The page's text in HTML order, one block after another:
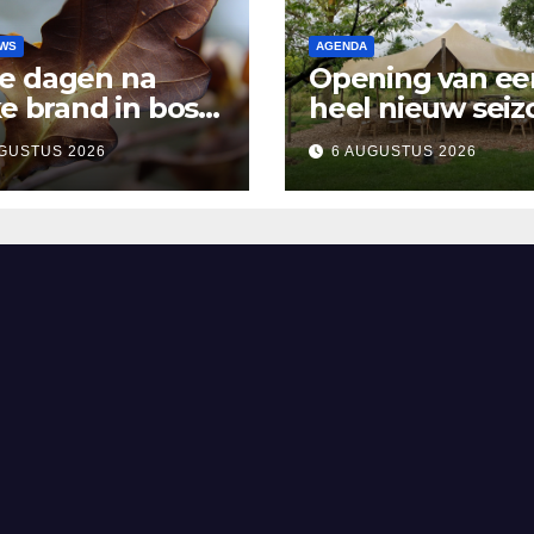
dagen na
brand in bos
Rosmalen en
2026
AGENDA
Opening van
heel nieuw
Vertelpodium
Lopende Vuur’.
Landelijke
6 AUGUSTUS 2026